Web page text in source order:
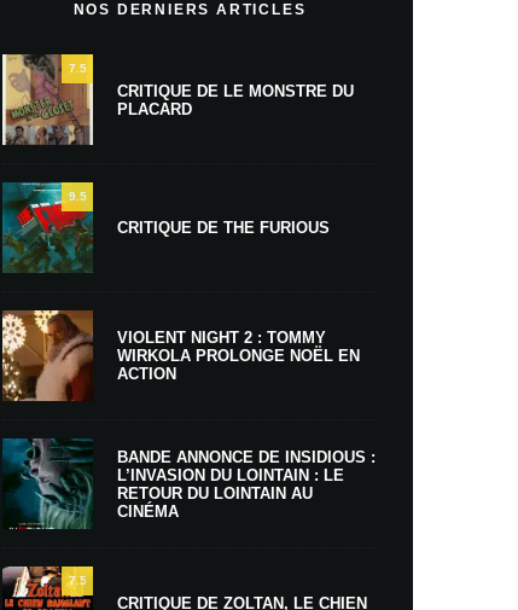
NOS DERNIERS ARTICLES
7.5
CRITIQUE DE LE MONSTRE DU
PLACARD
9.5
CRITIQUE DE THE FURIOUS
VIOLENT NIGHT 2 : TOMMY
WIRKOLA PROLONGE NOËL EN
ACTION
BANDE ANNONCE DE INSIDIOUS :
L’INVASION DU LOINTAIN : LE
RETOUR DU LOINTAIN AU
CINÉMA
7.5
CRITIQUE DE ZOLTAN, LE CHIEN